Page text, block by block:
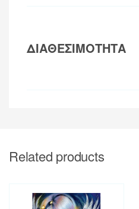
ΔΙΑΘΕΣΙΜΟΤΗΤΑ
Related products